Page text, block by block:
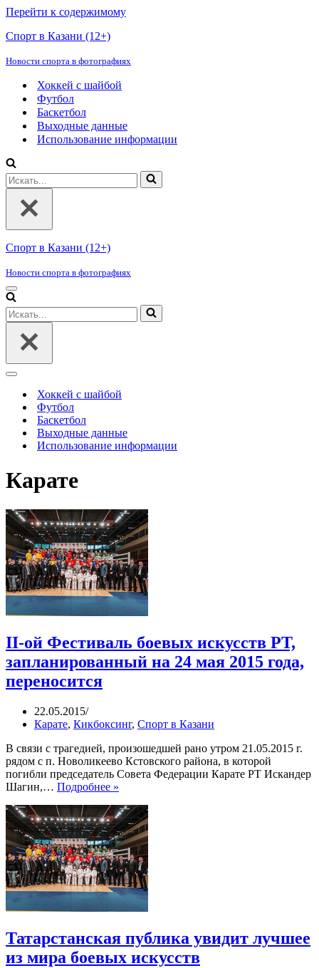
Перейти к содержимому
Спорт в Казани (12+)
Новости спорта в фотографиях
Хоккей с шайбой
Футбол
Баскетбол
Выходные данные
Использование информации
Искать...
Спорт в Казани (12+)
Новости спорта в фотографиях
Меню
навигации
Искать...
Меню
навигацииХоккей с шайбой
Футбол
Баскетбол
Выходные данные
Использование информации
Карате
II-ой Фестиваль боевых искусств РТ,
запланированный на 24 мая 2015 года,
переносится
22.05.2015
Карате, Кикбоксинг, Спорт в Казани
В связи с трагедией, произошедшей рано утром 21.05.2015 г.
рядом с п. Новоликеево Кстовского района, в которой
погибли председатель Совета Федерации Карате РТ Искандер
Шагин,… Подробнее »
Фестиваль
боевых
искусств
РТ,
запланированный
на
24
мая
2015
переносится
Татарстанская публика увидит лучшее
из мира боевых искусств